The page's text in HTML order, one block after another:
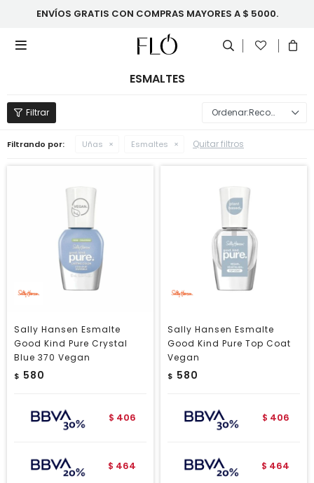
ENVÍOS GRATIS CON COMPRAS MAYORES A $ 5000.

ESMALTES
Recomendados
Filtrando por: Uñas Esmaltes Quitar filtros
Sally Hansen Esmalte
Good Kind Pure Crystal
Blue 370 Vegan
$ 580
$ 406
$ 464
Sally Hansen Esmalte
Good Kind Pure Top Coat
Vegan
$ 580
$ 406
$ 464